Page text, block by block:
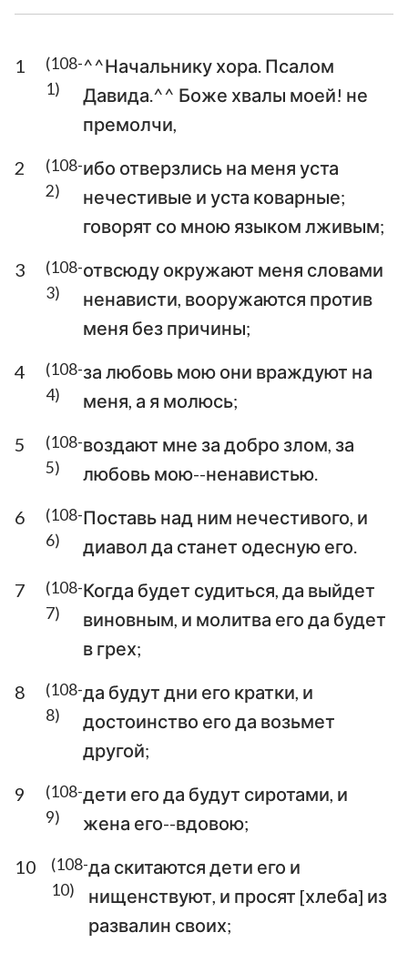
Есфирь Иов
Псалтирь
Екклесиаст
Исаия Иеремия
Плач Иеремии Иезекииль
Даниил Осия
Авдия
Михей Наум
Аввакум Софония
Аггей Захария
Малахия
1
(108-
1)
^^Начальнику хора. Псалом
Давида.^^ Боже хвалы моей! не
премолчи,
2
(108-
2)
ибо отверзлись на меня уста
нечестивые и уста коварные;
говорят со мною языком лживым;
3
(108-
3)
отвсюду окружают меня словами
ненависти, вооружаются против
меня без причины;
4
(108-
4)
за любовь мою они враждуют на
меня, а я молюсь;
5
(108-
5)
воздают мне за добро злом, за
любовь мою--ненавистью.
6
(108-
6)
Поставь над ним нечестивого, и
диавол да станет одесную его.
7
(108-
7)
Когда будет судиться, да выйдет
виновным, и молитва его да будет
в грех;
8
(108-
8)
да будут дни его кратки, и
достоинство его да возьмет
другой;
9
(108-
9)
дети его да будут сиротами, и
жена его--вдовою;
10
(108-
10)
да скитаются дети его и
нищенствуют, и просят [хлеба] из
развалин своих;